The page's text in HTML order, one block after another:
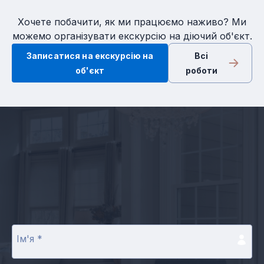
Хочете побачити, як ми працюємо наживо? Ми
можемо організувати екскурсію на діючий об'єкт.
Записатися на екскурсію на
об'єкт
Всi
роботи
Ім'я *